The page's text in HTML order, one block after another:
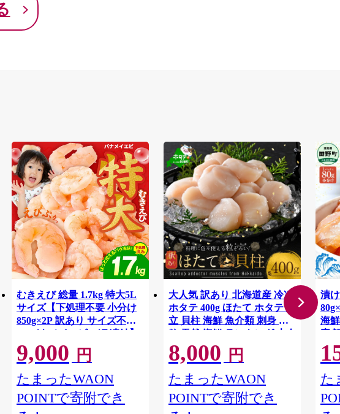
むきえび 総量 1.7kg 特大5L
サイズ【下処理不要 小分け
850g×2P 訳あり サイズ不揃
い バナメイエビ バラ凍結】
G4142
9,000 円
たまったWAON
POINTで寄附でき
大人気 訳あり 北海道産 冷凍
ホタテ 400g ほたて ホタテ 帆
立 貝柱 海鮮 魚介類 刺身 大
粒 天然 海鮮 ランキング 大人
気 人気 おすすめ 訳あり ）
8,000 円
たまったWAON
POINTで寄附でき
漬
海
素
ま
か
ハ
モ
鮮
真
た